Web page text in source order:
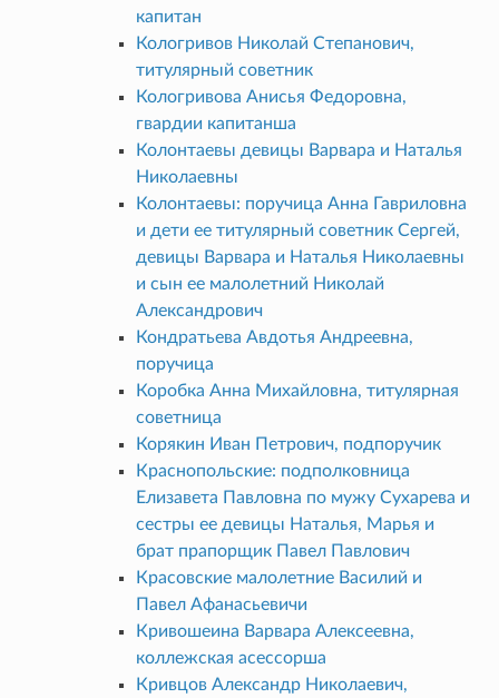
капитан
Кологривов Николай Степанович,
титулярный советник
Кологривова Анисья Федоровна,
гвардии капитанша
Колонтаевы девицы Варвара и Наталья
Николаевны
Колонтаевы: поручица Анна Гавриловна
и дети ее титулярный советник Сергей,
девицы Варвара и Наталья Николаевны
и сын ее малолетний Николай
Александрович
Кондратьева Авдотья Андреевна,
поручица
Коробка Анна Михайловна, титулярная
советница
Корякин Иван Петрович, подпоручик
Краснопольские: подполковница
Елизавета Павловна по мужу Сухарева и
сестры ее девицы Наталья, Марья и
брат прапорщик Павел Павлович
Красовские малолетние Василий и
Павел Афанасьевичи
Кривошеина Варвара Алексеевна,
коллежская асессорша
Кривцов Александр Николаевич,